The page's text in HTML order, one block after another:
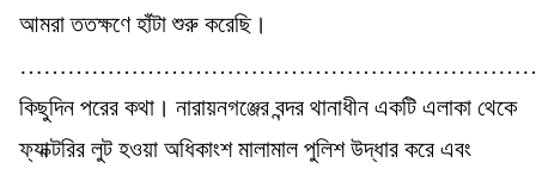
আমরা ততক্ষণে হাঁটা শুরু করেছি।
কিছুদিন পরের কথা। নারায়নগঞ্জের বন্দর থানাধীন একটি এলাকা থেকে
ফ্যাক্টরির লুট হওয়া অধিকাংশ মালামাল পুলিশ উদ্ধার করে এবং